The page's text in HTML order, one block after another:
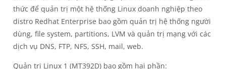
thức để quản trị một hệ thống Linux doanh nghiệp theo
distro Redhat Enterprise bao gồm quản trị hệ thống người
dùng, file system, partitions, LVM và quản trị mạng với các
dịch vụ DNS, FTP, NFS, SSH, mail, web.
Quản trị Linux 1 (MT392D) bao gồm hai phần: